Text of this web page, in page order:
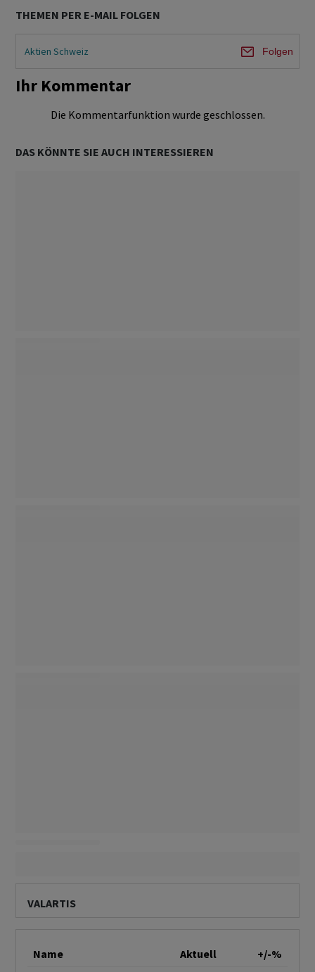
THEMEN PER E-MAIL FOLGEN
Aktien Schweiz Folgen
Ihr Kommentar
Die Kommentarfunktion wurde geschlossen.
DAS KÖNNTE SIE AUCH INTERESSIEREN
VALARTIS
Name Aktuell
+/-%